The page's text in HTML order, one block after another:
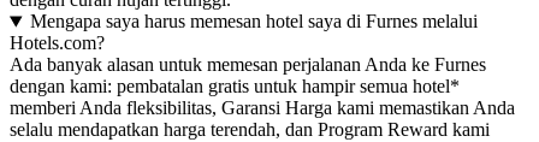
Mengapa saya harus memesan hotel saya di Furnes melalui
Hotels.com?
Ada banyak alasan untuk memesan perjalanan Anda ke Furnes
dengan kami: pembatalan gratis untuk hampir semua hotel*
memberi Anda fleksibilitas, Garansi Harga kami memastikan Anda
selalu mendapatkan harga terendah, dan Program Reward kami